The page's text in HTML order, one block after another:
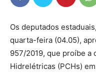
Os deputados
quarta-feira (04.05),
957/2019, que proíbe a
Hidrelétricas (PCHs)